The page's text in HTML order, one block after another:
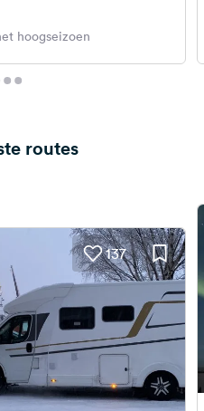
hoogseizoen
routes
137